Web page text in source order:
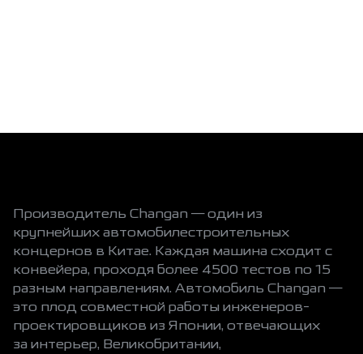
Производитель Changan — один из
крупнейших автомобилестроительных
концернов в Китае. Каждая машина сходит с
конвейера, проходя более 4500 тестов по 15
разным направлениям. Автомобиль Changan —
это плод совместной работы инженеров-
проектировщиков из Японии, отвечающих
за интерьер, Великобритании,